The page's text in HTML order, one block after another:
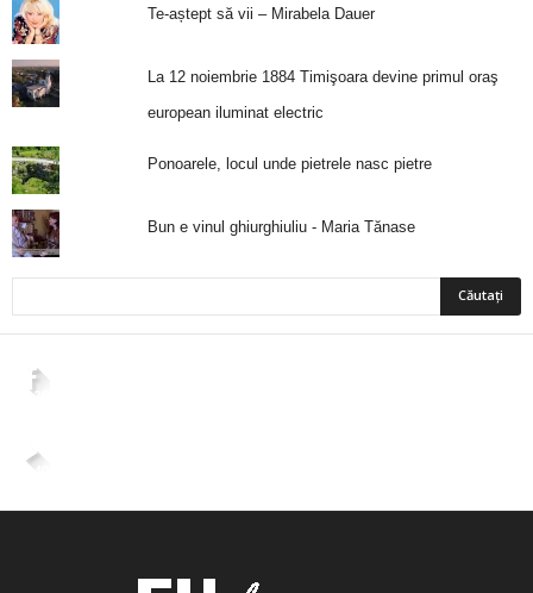
Te-aștept să vii – Mirabela Dauer
La 12 noiembrie 1884 Timişoara devine primul oraş
european iluminat electric
Ponoarele, locul unde pietrele nasc pietre
Bun e vinul ghiurghiuliu - Maria Tănase
2,265
4,400